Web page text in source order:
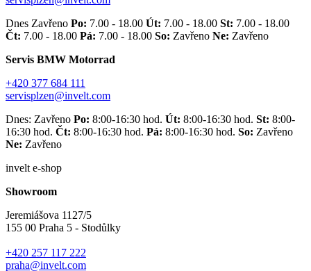
Dnes Zavřeno Po: 7.00 - 18.00 Út: 7.00 - 18.00 St: 7.00 - 18.00
Čt: 7.00 - 18.00 Pá: 7.00 - 18.00 So: Zavřeno Ne: Zavřeno
Servis BMW Motorrad
+420 377 684 111
servisplzen@invelt.com
Dnes: Zavřeno Po: 8:00-16:30 hod. Út: 8:00-16:30 hod. St: 8:00-
16:30 hod. Čt: 8:00-16:30 hod. Pá: 8:00-16:30 hod. So: Zavřeno
Ne: Zavřeno
invelt e-shop
Showroom
Jeremiášova 1127/5
155 00 Praha 5 - Stodůlky
+420 257 117 222
praha@invelt.com